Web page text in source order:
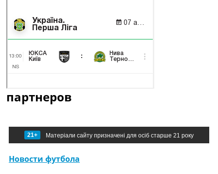
партнеров
21+ Матеріали сайту призначені для осіб старше 21 року
Новости футбола